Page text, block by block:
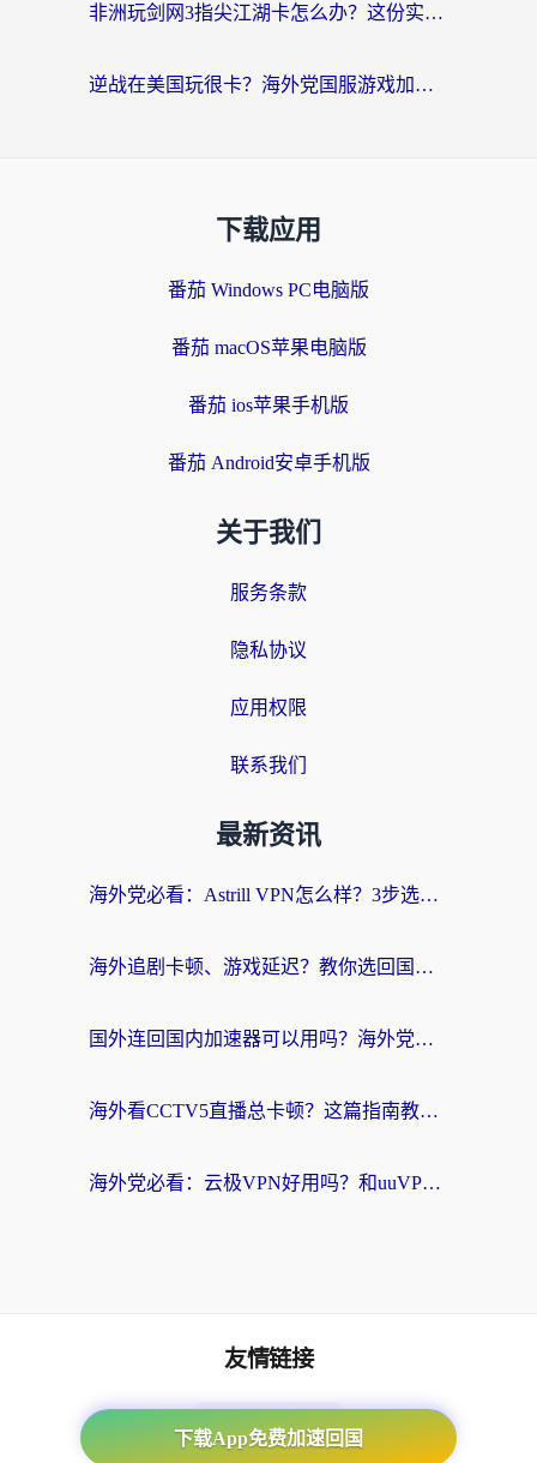
非洲玩剑网3指尖江湖卡怎么办？这份实测有效的国服游戏加速指南请收好
逆战在美国玩很卡？海外党国服游戏加速终极指南（附DNF宝可梦加速技巧）
下载应用
番茄 Windows PC电脑版
番茄 macOS苹果电脑版
番茄 ios苹果手机版
番茄 Android安卓手机版
关于我们
服务条款
隐私协议
应用权限
联系我们
最新资讯
海外党必看：Astrill VPN怎么样？3步选对回国加速器实现无缝刷剧玩游戏
海外追剧卡顿、游戏延迟？教你选回国加速器，附免费加速器试用一小时福利
国外连回国内加速器可以用吗？海外党亲测实用指南，解决追剧游戏卡顿难题
海外看CCTV5直播总卡顿？这篇指南教你选对回国加速器，无缝刷国内资源
海外党必看：云极VPN好用吗？和uuVPN对比哪个回国效果更好？附真实体验+避坑指南
下载App免费加速回国
友情链接
海外回国加速器